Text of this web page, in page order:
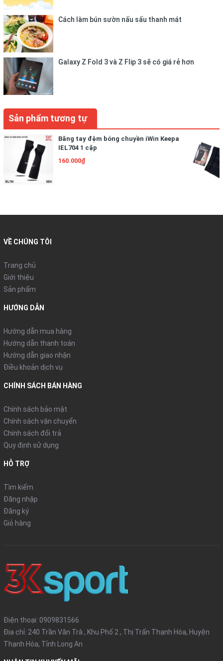
Cách làm bún sườn nấu sấu thanh mát
Galaxy Z Fold 3 và Z Flip 3 sẽ có giá rẻ hơn
Sản phẩm tương tự
Băng tay đệm bóng chuyền iWin Keepa
IEL704 1 cặp
160.000₫
VỀ CHÚNG TÔI
Trang chủ
Giới thiệu
Sản phẩm
HƯỚNG DẪN
Hướng dẫn mua hàng
Hướng dẫn thanh toán
Hướng dẫn giao nhận
Điều khoản dịch vụ
CHÍNH SÁCH BÁN HÀNG
Chính sách bảo mật
Chính sách vận chuyển
Chính sách đổi trả
Quy định sử dụng
HỖ TRỢ
Tìm kiếm
Đăng nhập
Đăng ký
Giỏ hàng
Điện thoại: 0909831566
Địa chỉ: 240 Trần Văn Trà , Khu Phố 2 , Thị Trấn Thạnh Hóa, Huyện
Thạnh Hóa, Tỉnh Long An